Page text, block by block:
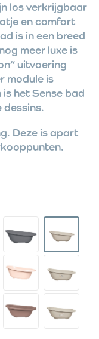
los verkrijgbaar
en comfort
is in een breed
meer luxe is
uitvoering
module is
het Sense bad
dessins.
Deze is apart